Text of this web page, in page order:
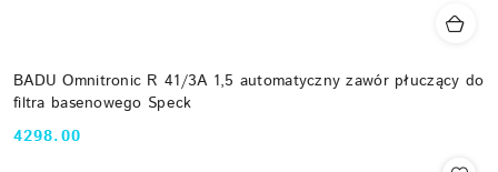
BADU Omnitronic R 41/3A 1,5 automatyczny zawór płuczący do
filtra basenowego Speck
Cena:
4298.00